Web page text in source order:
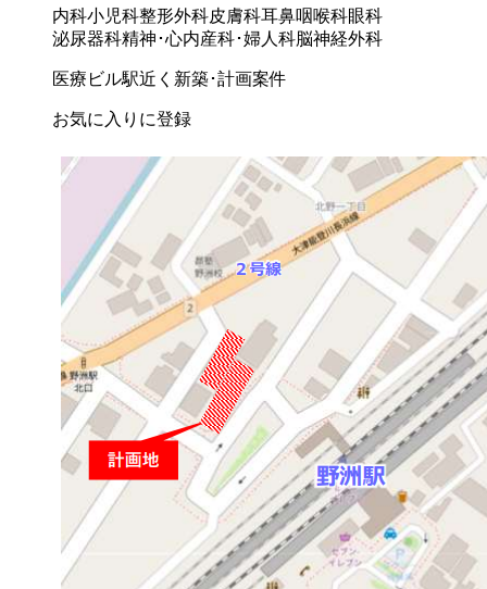
内科小児科整形外科皮膚科耳鼻咽喉科眼科
泌尿器科精神･心内産科･婦人科脳神経外科
医療ビル駅近く 新築･計画案件
お気に入りに登録